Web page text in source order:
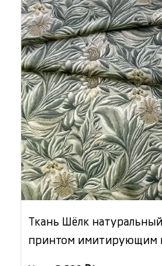
Ткань Шёлк
принтом имитирующим